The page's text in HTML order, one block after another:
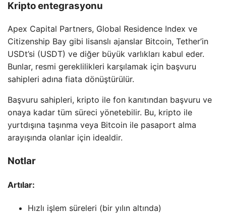
Kripto entegrasyonu
Apex Capital Partners, Global Residence Index ve
Citizenship Bay gibi lisanslı ajanslar Bitcoin, Tether’in
USDt’si (USDT) ve diğer büyük varlıkları kabul eder.
Bunlar, resmi gereklilikleri karşılamak için başvuru
sahipleri adına fiata dönüştürülür.
Başvuru sahipleri, kripto ile fon kanıtından başvuru ve
onaya kadar tüm süreci yönetebilir. Bu, kripto ile
yurtdışına taşınma veya Bitcoin ile pasaport alma
arayışında olanlar için idealdir.
Notlar
Artılar:
Hızlı işlem süreleri (bir yılın altında)